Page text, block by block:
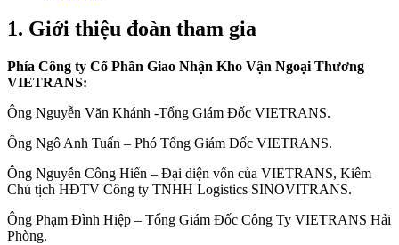
1. Giới thiệu đoàn tham gia
Phía Công ty Cổ Phần Giao Nhận Kho Vận Ngoại Thương
VIETRANS:
Ông Nguyễn Văn Khánh -Tổng Giám Đốc VIETRANS.
Ông Ngô Anh Tuấn – Phó Tổng Giám Đốc VIETRANS.
Ông Nguyễn Công Hiển – Đại diện vốn của VIETRANS, Kiêm
Chủ tịch HĐTV Công ty TNHH Logistics SINOVITRANS.
Ông Phạm Đình Hiệp – Tổng Giám Đốc Công Ty VIETRANS Hải
Phòng.